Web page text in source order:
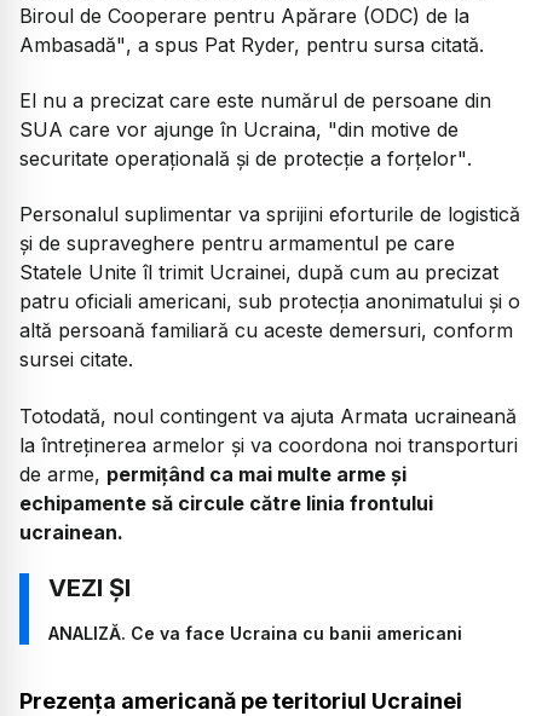
Biroul de Cooperare pentru Apărare (ODC) de la
Ambasadă", a spus Pat Ryder, pentru sursa citată.
El nu a precizat care este numărul de persoane din
SUA care vor ajunge în Ucraina, "din motive de
securitate operațională și de protecție a forțelor".
Personalul suplimentar va sprijini eforturile de logistică
și de supraveghere pentru armamentul pe care
Statele Unite îl trimit Ucrainei, după cum au precizat
patru oficiali americani, sub protecția anonimatului și o
altă persoană familiară cu aceste demersuri, conform
sursei citate.
Totodată, noul contingent va ajuta Armata ucraineană
la întreținerea armelor și va coordona noi transporturi
de arme, permițând ca mai multe arme și
echipamente să circule către linia frontului
ucrainean.
ANALIZĂ. Ce va face Ucraina cu banii americani
Prezența americană pe teritoriul Ucrainei